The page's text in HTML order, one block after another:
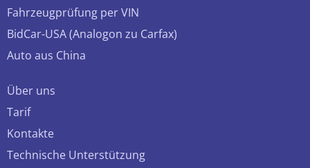
Fahrzeugprüfung per VIN
BidCar-USA (Analogon zu Carfax)
Auto aus China
Über uns
Tarif
Kontakte
Technische Unterstützung